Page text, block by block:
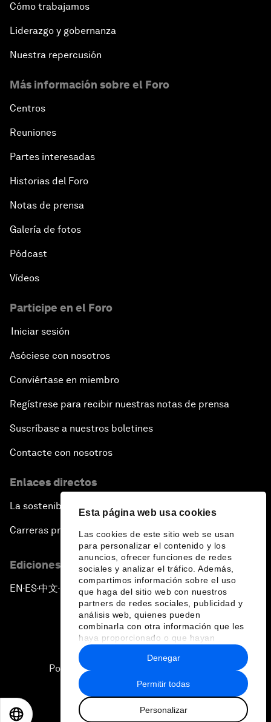
Esta página web usa cookies
Las cookies de este sitio web se usan
para personalizar el contenido y los
anuncios, ofrecer funciones de redes
sociales y analizar el tráfico. Además,
compartimos información sobre el uso
que haga del sitio web con nuestros
partners de redes sociales, publicidad y
análisis web, quienes pueden
combinarla con otra información que les
haya proporcionado o que hayan
recopilado a partir del uso que haya
hecho de sus servicios.
Permitir todas
Personalizar
Denegar
Cómo trabajamos
Liderazgo y gobernanza
Nuestra repercusión
Más información sobre el Foro
Centros
Reuniones
Partes interesadas
Historias del Foro
Notas de prensa
Galería de fotos
Pódcast
Vídeos
Participe en el Foro
Iniciar sesión
Asóciese con nosotros
Conviértase en miembro
Regístrese para recibir nuestras notas de prensa
Suscríbase a nuestros boletines
Contacte con nosotros
Enlaces directos
La sostenibilidad en el Foro
Carreras profesionales
Ediciones en otros idiomas
EN ▪ ES▪中文▪ 日本語
Política de privacidad y normas de uso
2026 Foro Económico Mundial